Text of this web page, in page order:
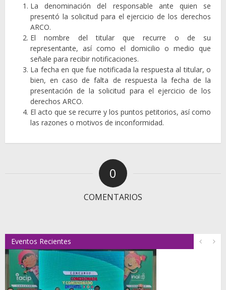
La denominación del responsable ante quien se
presentó la solicitud para el ejercicio de los derechos
ARCO.
El nombre del titular que recurre o de su
representante, así como el domicilio o medio que
señale para recibir notificaciones.
La fecha en que fue notificada la respuesta al titular, o
bien, en caso de falta de respuesta la fecha de la
presentación de la solicitud para el ejercicio de los
derechos ARCO.
El acto que se recurre y los puntos petitorios, así como
las razones o motivos de inconformidad.
0
COMENTARIOS
Eventos Recientes